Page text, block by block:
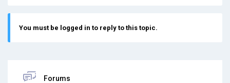
You must be logged in to reply to this topic.
Forums